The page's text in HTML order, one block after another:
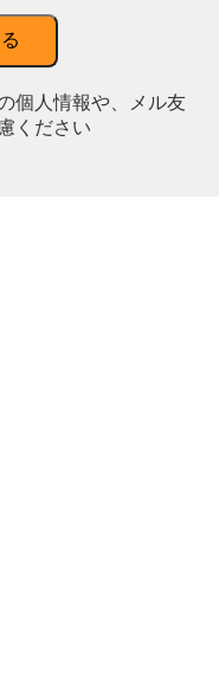
個人情報や、メル友
ください